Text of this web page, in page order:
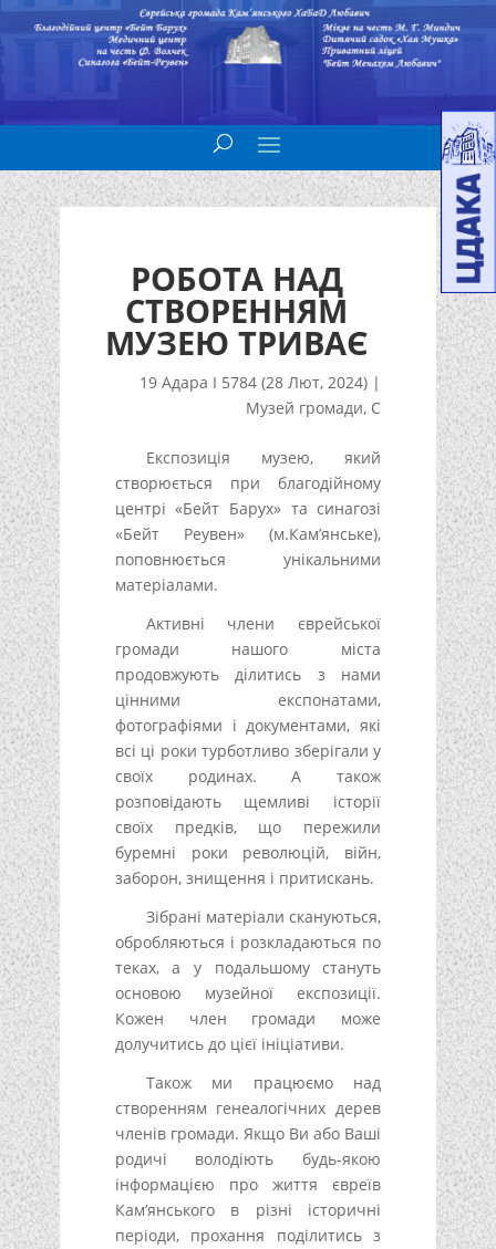
РОБОТА НАД
СТВОРЕННЯМ
МУЗЕЮ ТРИВАЄ
19 Адара I 5784 (28 Лют, 2024) |
Музей громади, С
Експозиція музею, який
створюється при благодійному
центрі «Бейт Барух» та синагозі
«Бейт Реувен» (м.Кам’янське),
поповнюється унікальними
матеріалами.
Активні члени єврейської
громади нашого міста
продовжують ділитись з нами
цінними експонатами,
фотографіями і документами, які
всі ці роки турботливо зберігали у
своїх родинах. А також
розповідають щемливі історії
своїх предків, що пережили
буремні роки революцій, війн,
заборон, знищення і притискань.
Зібрані матеріали скануються,
обробляються і розкладаються по
теках, а у подальшому стануть
основою музейної експозиції.
Кожен член громади може
долучитись до цієї ініціативи.
Також ми працюємо над
створенням генеалогічних дерев
членів громади. Якщо Ви або Ваші
родичі володіють будь-якою
інформацією про життя євреїв
Кам’янського в різні історичні
періоди, прохання поділитись з